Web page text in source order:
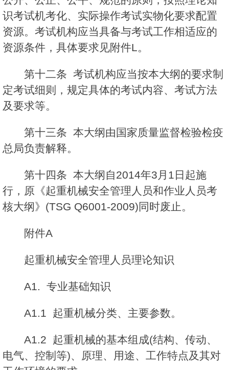
识考试机考化、实际操作考试实物化要求配置
资源。考试机构应当具备与考试工作相适应的
资源条件，具体要求见附件L。
第十二条 考试机构应当按本大纲的要求制
定考试细则，规定具体的考试内容、考试方法
及要求等。
第十三条 本大纲由国家质量监督检验检疫
总局负责解释。
第十四条 本大纲自2014年3月1日起施
行，原《起重机械安全管理人员和作业人员考
核大纲》(TSG Q6001-2009)同时废止。
附件A
起重机械安全管理人员理论知识
A1. 专业基础知识
A1.1 起重机械分类、主要参数。
A1.2 起重机械的基本组成(结构、传动、
电气、控制等)、原理、用途、工作特点及其对